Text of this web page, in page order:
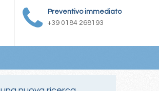
Preventivo immediato
+39 0184 268193